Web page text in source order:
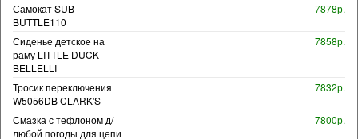
Самокат SUB
BUTTLE110
7878р.
Сиденье детское на
раму LITTLE DUCK
BELLELLI
7858р.
Тросик переключения
W5056DB CLARK'S
7832р.
Смазка с тефлоном д/
любой погоды для цепи
7800р.